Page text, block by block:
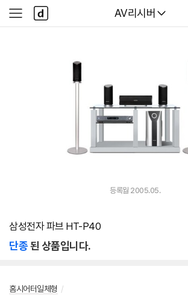
다나와
AV리시버
사
이
다
나
와
등록월 2005.05.
삼성전자 파브 HT-P40
단종된 상품입니다.
홈시어터일체형 /